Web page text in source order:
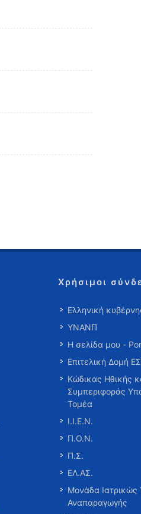
Χρήσιμοι
Ελληνική
ΥΝΑΝΠ
Η σελίδα μου -
Επιτελική Δομή
Κώδικας Ηθικής
Συμπεριφοράς
Τομέα
Ι.Ι.Ε.Ν.
Π.Ο.Ν.
Π.Σ.
ΕΛ.ΑΣ.
Μονάδα Ιατρικώς
Αναπαραγωγής